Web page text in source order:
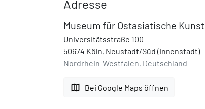
Adresse
Museum für Ostasiatische Kunst
Universitätsstraße 100
50674 Köln, Neustadt/Süd (Innenstadt)
Nordrhein-Westfalen, Deutschland
map Bei Google Maps öffnen